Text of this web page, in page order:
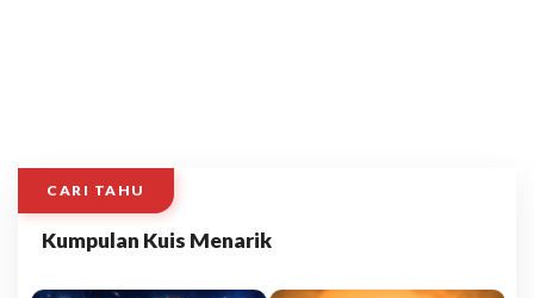
CARI TAHU
Kumpulan Kuis Menarik